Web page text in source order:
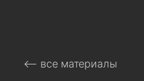
⟵ все материалы